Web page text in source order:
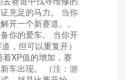
充足的马力。 当你
开一个新赛道。。
你的爱车。 当你开
，但可以重复开）
XP值的增加，赛
车出现。 （注：游